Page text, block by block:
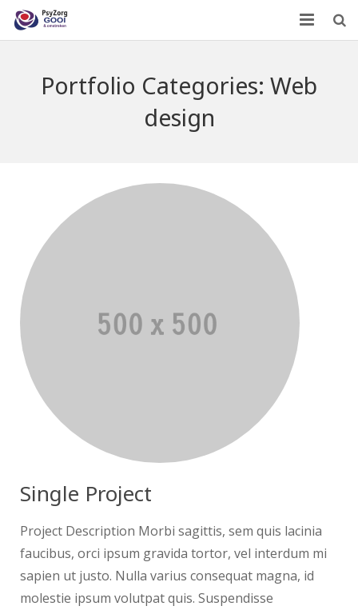
Wie zijn we?
Portfolio Categories: Web
design
Single Project
Project Description Morbi sagittis, sem quis lacinia
faucibus, orci ipsum gravida tortor, vel interdum mi
sapien ut justo. Nulla varius consequat magna, id
molestie ipsum volutpat quis. Suspendisse